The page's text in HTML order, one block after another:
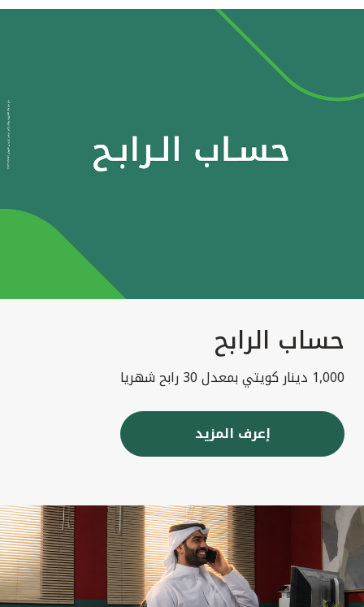
حساب الرابح
1,000 دينار كويتي بمعدل 30 رابح شهريا
إعرف المزيد